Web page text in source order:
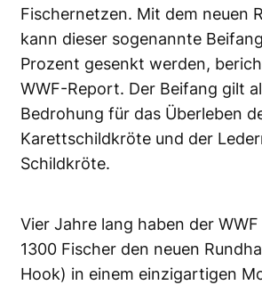
Fischernetzen. Mit dem neuen
kann dieser sogenannte
Prozent gesenkt werden,
WWF-Report. Der Beifang gilt
Bedrohung für das Überleben
Karettschildkröte und der
Schildkröte.
Vier Jahre lang haben der
1300 Fischer den neuen
Hook) in einem einzigartigen